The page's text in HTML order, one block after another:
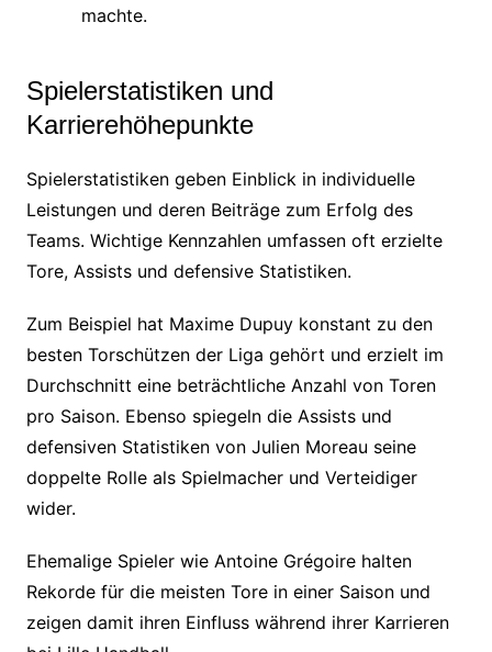
machte.
Spielerstatistiken und
Karrierehöhepunkte
Spielerstatistiken geben Einblick in individuelle
Leistungen und deren Beiträge zum Erfolg des
Teams. Wichtige Kennzahlen umfassen oft erzielte
Tore, Assists und defensive Statistiken.
Zum Beispiel hat Maxime Dupuy konstant zu den
besten Torschützen der Liga gehört und erzielt im
Durchschnitt eine beträchtliche Anzahl von Toren
pro Saison. Ebenso spiegeln die Assists und
defensiven Statistiken von Julien Moreau seine
doppelte Rolle als Spielmacher und Verteidiger
wider.
Ehemalige Spieler wie Antoine Grégoire halten
Rekorde für die meisten Tore in einer Saison und
zeigen damit ihren Einfluss während ihrer Karrieren